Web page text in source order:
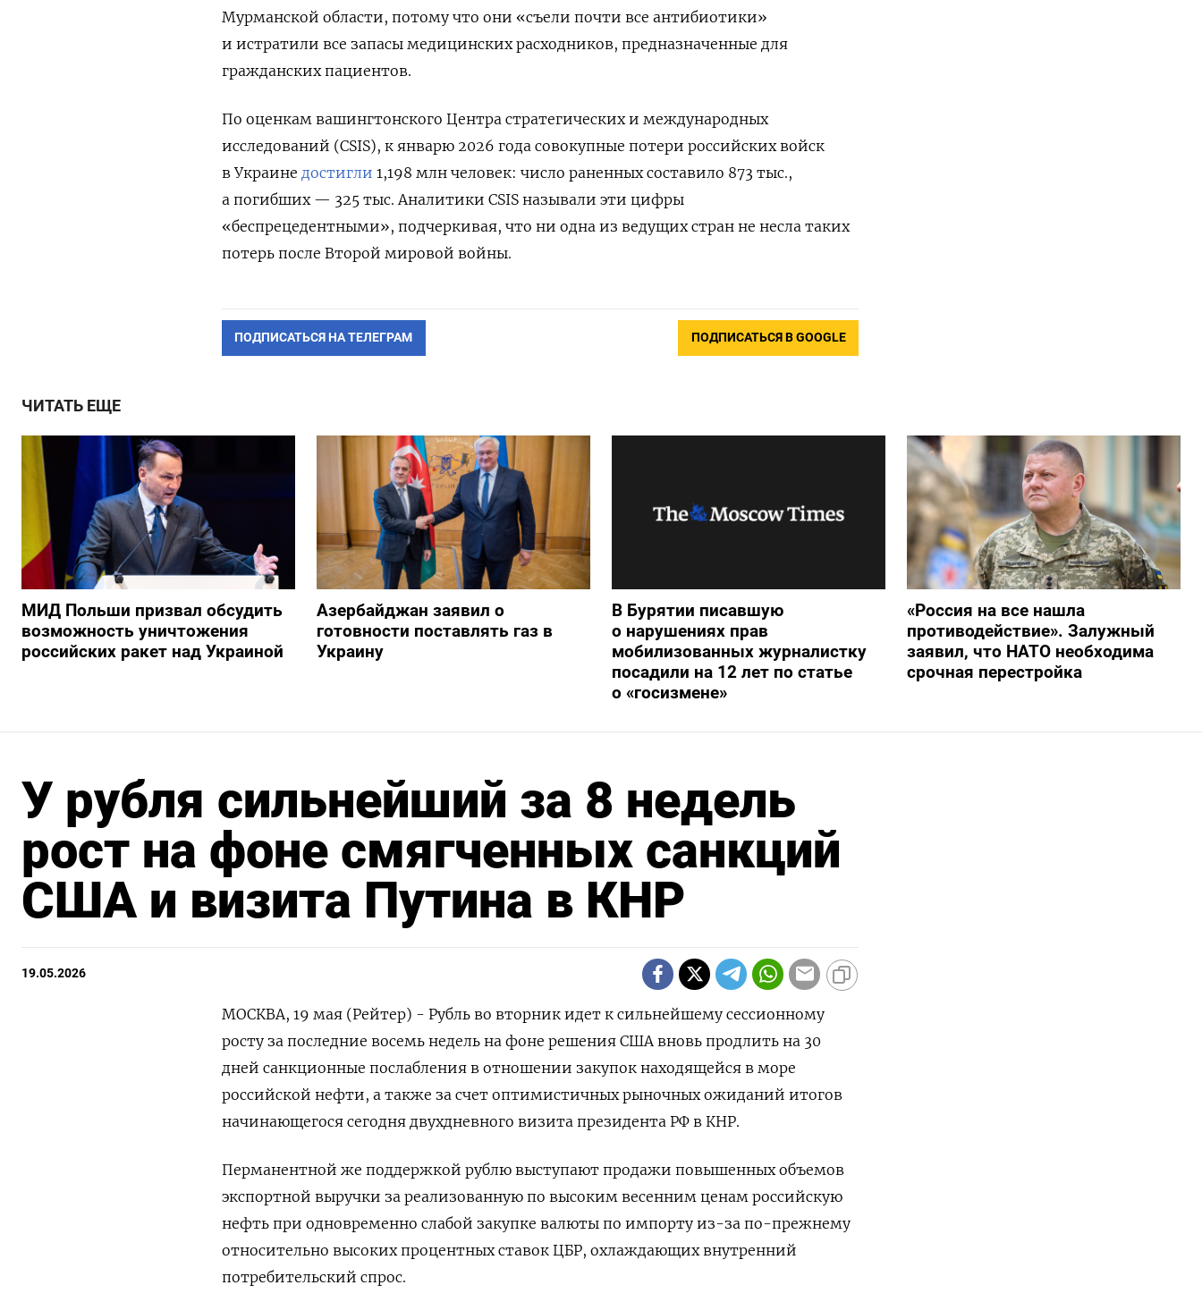
Мурманской области, потому что они «съели почти все антибиотики»
и истратили все запасы медицинских расходников, предназначенные для
гражданских пациентов.
По оценкам вашингтонского Центра стратегических и международных
исследований (CSIS), к январю 2026 года совокупные потери российских войск
в Украине достигли 1,198 млн человек: число раненных составило 873 тыс.,
а погибших — 325 тыс. Аналитики CSIS называли эти цифры
«беспрецедентными», подчеркивая, что ни одна из ведущих стран не несла таких
потерь после Второй мировой войны.
ПОДПИСАТЬСЯ НА ТЕЛЕГРАМ ПОДПИСАТЬСЯ В GOOGLE
ЧИТАТЬ ЕЩЕ
МИД Польши призвал обсудить
возможность уничтожения
российских ракет над Украиной
Азербайджан заявил о
готовности поставлять газ в
Украину
В Бурятии писавшую
о нарушениях прав
мобилизованных журналистку
посадили на 12 лет по статье
о «госизмене»
«Россия на все нашла
противодействие». Залужный
заявил, что НАТО необходима
срочная перестройка
У рубля сильнейший за 8 недель
рост на фоне смягченных санкций
США и визита Путина в КНР
19.05.2026
МОСКВА, 19 мая (Рейтер) - Рубль во вторник идет к сильнейшему сессионному
росту за последние восемь недель на фоне решения США вновь продлить на 30
дней санкционные послабления в отношении закупок находящейся в море
российской нефти, а также за счет оптимистичных рыночных ожиданий итогов
начинающегося сегодня двухдневного ‌визита президента РФ в КНР.
Перманентной же поддержкой рублю выступают продажи повышенных объемов
экспортной выручки за реализованную по высоким весенним ценам российскую
нефть при одновременно слабой закупке валюты по импорту из-за по-прежнему
относительно высоких процентных ставок ЦБР, охлаждающих внутренний
потребительский спрос.